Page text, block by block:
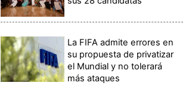
La FIFA admite errores en
su propuesta de privatizar
el Mundial y no tolerará
más ataques